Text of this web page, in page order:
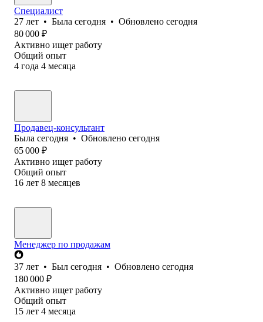
Специалист
27 лет • Была сегодня • Обновлено сегодня
80 000 ₽
Активно ищет работу
Общий опыт
4 года 4 месяца
Продавец-консультант
Была сегодня • Обновлено сегодня
65 000 ₽
Активно ищет работу
Общий опыт
16 лет 8 месяцев
Менеджер по продажам
37 лет • Был сегодня • Обновлено сегодня
180 000 ₽
Активно ищет работу
Общий опыт
15 лет 4 месяца